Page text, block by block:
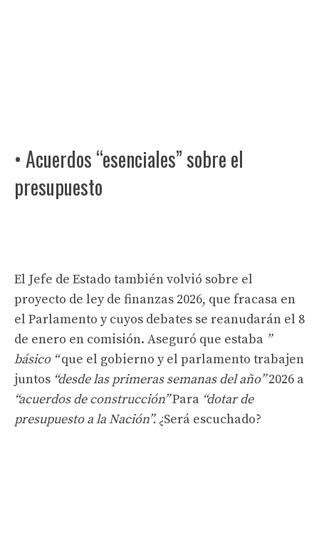
• Acuerdos “esenciales” sobre el
presupuesto
El Jefe de Estado también volvió sobre el
proyecto de ley de finanzas 2026, que fracasa en
el Parlamento y cuyos debates se reanudarán el 8
de enero en comisión. Aseguró que estaba ”
básico “que el gobierno y el parlamento trabajen
juntos “desde las primeras semanas del año”2026 a
“acuerdos de construcción”Para “dotar de
presupuesto a la Nación”. ¿Será escuchado?